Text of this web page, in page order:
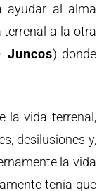
ayudar al alma
terrenal a la otra
Juncos) donde
la vida terrenal,
desilusiones y,
la vida
tenía que